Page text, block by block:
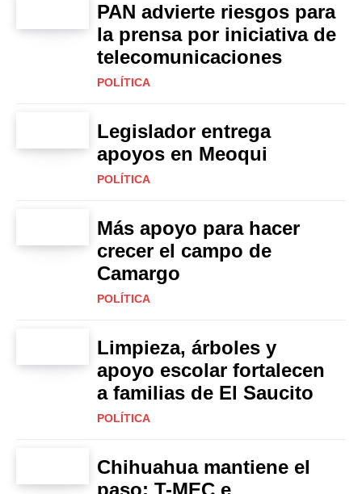
PAN advierte riesgos para
la prensa por iniciativa de
telecomunicaciones
POLÍTICA
Legislador entrega
apoyos en Meoqui
POLÍTICA
Más apoyo para hacer
crecer el campo de
Camargo
POLÍTICA
Limpieza, árboles y
apoyo escolar fortalecen
a familias de El Saucito
POLÍTICA
Chihuahua mantiene el